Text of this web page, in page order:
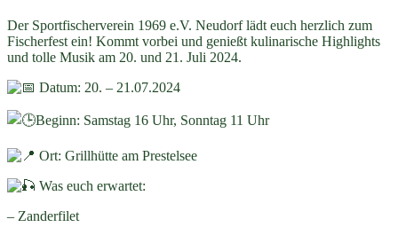
Der Sportfischerverein 1969 e.V. Neudorf lädt euch herzlich zum
Fischerfest ein! Kommt vorbei und genießt kulinarische Highlights
und tolle Musik am 20. und 21. Juli 2024.
Datum: 20. – 21.07.2024
Beginn: Samstag 16 Uhr, Sonntag 11 Uhr
Ort: Grillhütte am Prestelsee
Was euch erwartet:
– Zanderfilet